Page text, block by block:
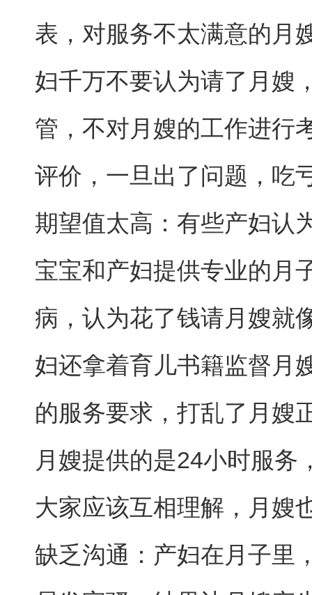
表，对服务不太满意的月
妇千万不要认为请了月嫂
管，不对月嫂的工作进行
评价，一旦出了问题，吃
期望值太高：有些产妇认
宝宝和产妇提供专业的月
病，认为花了钱请月嫂就
妇还拿着育儿书籍监督月
的服务要求，打乱了月嫂
月嫂提供的是24小时服务
大家应该互相理解，月嫂
缺乏沟通：产妇在月子里